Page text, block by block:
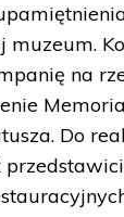
na
Do